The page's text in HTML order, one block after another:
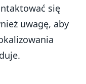
się
uwagę, aby